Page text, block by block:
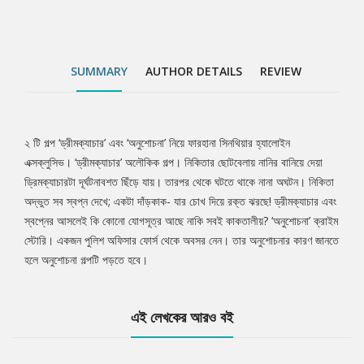
SUMMARY AUTHOR DETAILS REVIEW
Tab
Article
২ টি গল্প ‘ড্রীমক্যাচার’ এবং ‘অনুশোচনা’ নিয়ে ফারহানা সিনথিয়ার হ্যালোইন
এক্সক্লুসিভ। ‘ড্রীমক্যাচার’ অলৌকিক গল্প। নিকিতার ছোটবেলায় নানির বানিয়ে দেয়া
ড্রিমক্যাচারটা দূর্ঘটনাবশত ছিঁড়ে যায়। তারপর থেকে ঘটতে থাকে নানা অঘটন। নিকিতা
অদ্ভুত সব স্বপ্ন দেখে; একটা দাঁড়কাক- যার চোখ দিয়ে রক্ত ঝরছে! ড্রীমক্যাচার এবং
স্বপ্নের আসলেই কি কোনো যোগসূত্র আছে নাকি সবই কাকতালীয়? ‘অনুশোচনা’ ক্রাইম
স্টোরি। একজন পুলিশ অফিসার ফোর্স থেকে অবসর নেন। তার অনুশোচনার কারণ জানতে
হলে অনুশোচনা গল্পটি পড়তে হবে।
এই লেখকের আরও বই